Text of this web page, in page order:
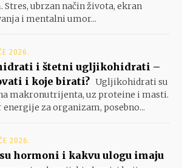
Stres, ubrzan način života, ekran
i mentalni umor...
2026.
i štetni ugljikohidrati –
i koje birati? Ugljikohidrati su
makronutrijenta, uz proteine i masti.
za organizam, posebno...
2026.
hormoni i kakvu ulogu imaju